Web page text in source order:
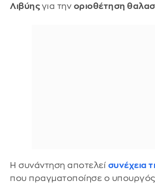
Λιβύης για την οριοθέτηση
Η συνάντηση αποτελεί συνέχεια
που πραγματοποίησε ο